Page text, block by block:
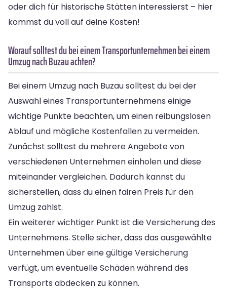
oder dich für historische Stätten interessierst – hier
kommst du voll auf deine Kosten!
Worauf solltest du bei einem Transportunternehmen bei einem
Umzug nach Buzau achten?
Bei einem Umzug nach Buzau solltest du bei der
Auswahl eines Transportunternehmens einige
wichtige Punkte beachten, um einen reibungslosen
Ablauf und mögliche Kostenfallen zu vermeiden.
Zunächst solltest du mehrere Angebote von
verschiedenen Unternehmen einholen und diese
miteinander vergleichen. Dadurch kannst du
sicherstellen, dass du einen fairen Preis für den
Umzug zahlst.
Ein weiterer wichtiger Punkt ist die Versicherung des
Unternehmens. Stelle sicher, dass das ausgewählte
Unternehmen über eine gültige Versicherung
verfügt, um eventuelle Schäden während des
Transports abdecken zu können.